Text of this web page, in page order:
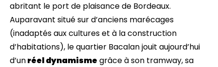
abritant le port de plaisance de Bordeaux.
Auparavant situé sur d’anciens marécages
(inadaptés aux cultures et à la construction
d’habitations), le quartier Bacalan jouit aujourd’hui
d’unréel dynamisme grâce à son tramway, sa